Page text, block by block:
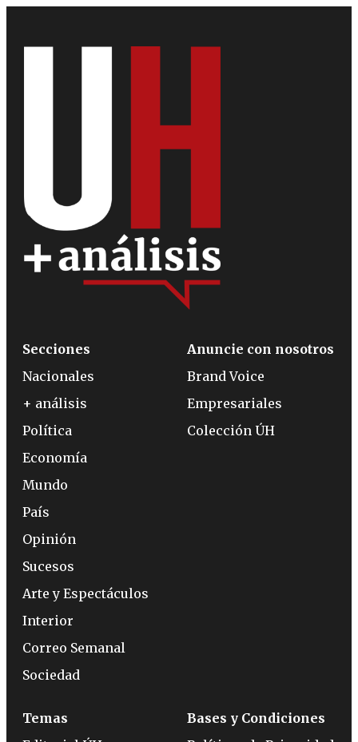
Secciones
Nacionales
+ análisis
Política
Economía
Mundo
País
Opinión
Sucesos
Arte y Espectáculos
Interior
Correo Semanal
Sociedad
Anuncie con nosotros
Brand Voice
Empresariales
Colección ÚH
Temas
Bases y Condiciones